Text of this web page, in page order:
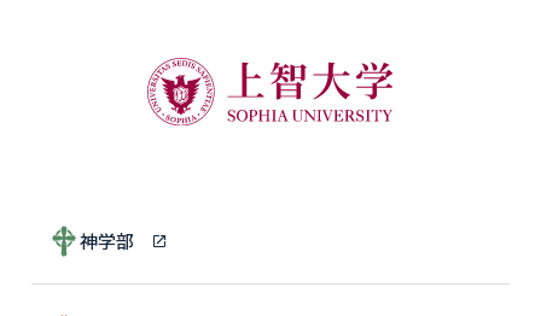
神学部